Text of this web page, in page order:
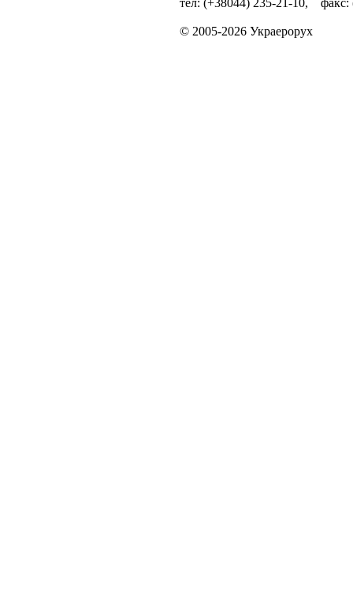
тел: (+38044) 235-21-10, факс:
© 2005-2026 Украерорух